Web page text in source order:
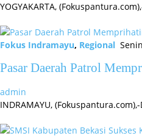
YOGYAKARTA,
Fokus Indramayu, Regional
Pasar Daerah Patrol
admin
INDRAMAYU,